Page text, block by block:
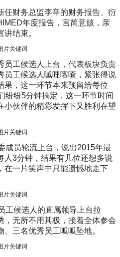
任财务总监李辛的财务报告、衍
年度报告，言简意赅，亲
结束。
员工候选人上台，代表板块负责
员工候选人嘁哩喀喳，紧张得说
果，这一环节本来预留给每位
纷纷5分钟搞定，这一环节时间
小伙伴的精彩发挥下又胜利在望
成员轮流上台，说出2015年最
人3分钟，结果有几位还想多说
在一片笑声中只能遗憾地走下
工候选人的直属领导上台拉
，无所不用其极，接着全体参会
三名优秀员工呱呱坠地。